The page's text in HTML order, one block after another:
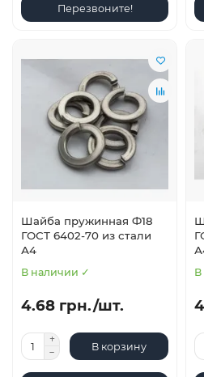
Перезвоните!
Шайба пружинная Ф18
ГОСТ 6402-70 из стали
А4
В наличии ✓
4.68 грн./шт.
В корзину
В